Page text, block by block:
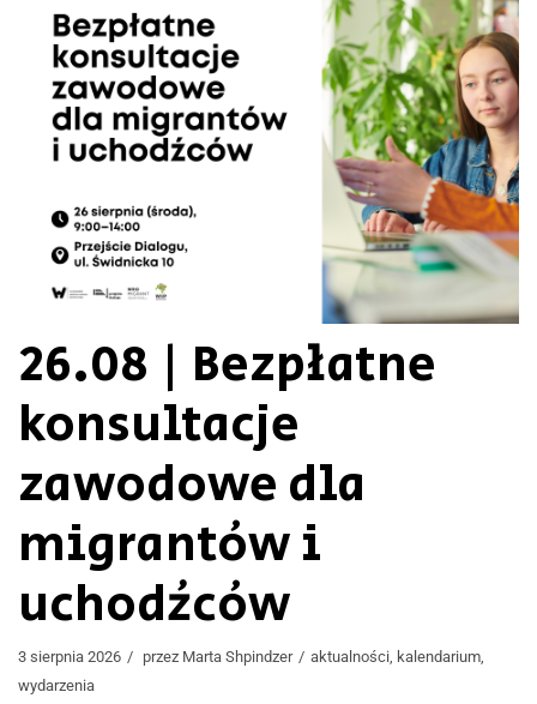
26.08 | Bezpłatne
konsultacje
zawodowe dla
migrantów i
uchodźców
3 sierpnia 2026 przez Marta Shpindzer aktualności, kalendarium,
wydarzenia